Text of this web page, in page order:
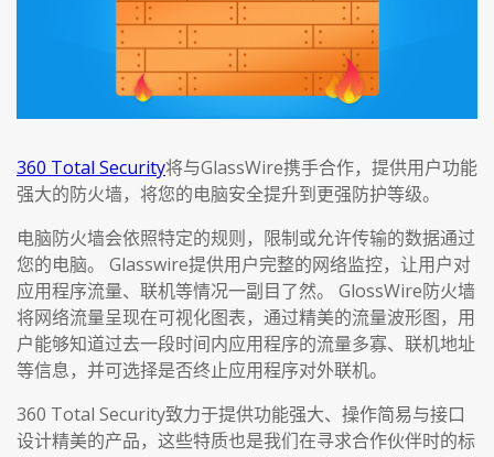
360 Total Security将与GlassWire携手合作，提供用户功能
强大的防火墙，将您的电脑安全提升到更强防护等级。
电脑防火墙会依照特定的规则，限制或允许传输的数据通过
您的电脑。 Glasswire提供用户完整的网络监控，让用户对
应用程序流量、联机等情况一副目了然。 GlossWire防火墙
将网络流量呈现在可视化图表，通过精美的流量波形图，用
户能够知道过去一段时间内应用程序的流量多寡、联机地址
等信息，并可选择是否终止应用程序对外联机。
360 Total Security致力于提供功能强大、操作简易与接口
设计精美的产品，这些特质也是我们在寻求合作伙伴时的标